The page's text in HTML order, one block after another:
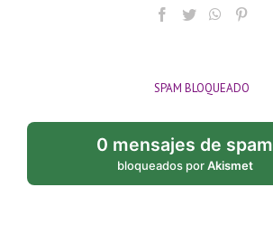
SPAM BLOQUEADO
0 mensajes de spam
bloqueados porAkismet